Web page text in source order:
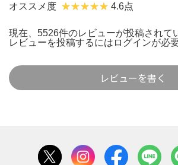
オススメ度 4.6点
現在、5526件のレビューが投稿されて
レビューを投稿するには ログインが必
レビューを書く